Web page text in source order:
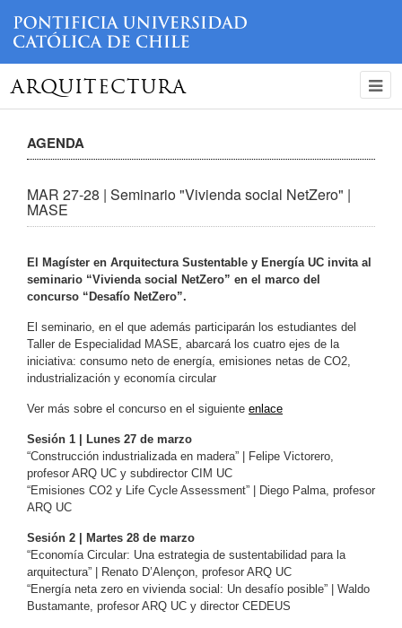
ARQUITECTURA
AGENDA
MAR 27-28 | Seminario "Vivienda social NetZero" |
MASE
El Magíster en Arquitectura Sustentable y Energía UC invita al
seminario “Vivienda social NetZero” en el marco del
concurso “Desafío NetZero”.
El seminario, en el que además participarán los estudiantes del
Taller de Especialidad MASE, abarcará los cuatro ejes de la
iniciativa: consumo neto de energía, emisiones netas de CO2,
industrialización y economía circular
Ver más sobre el concurso en el siguiente enlace
Sesión 1 | Lunes 27 de marzo
“Construcción industrializada en madera” | Felipe Victorero,
profesor ARQ UC y subdirector CIM UC
“Emisiones CO2 y Life Cycle Assessment” | Diego Palma, profesor
ARQ UC
Sesión 2 | Martes 28 de marzo
“Economía Circular: Una estrategia de sustentabilidad para la
arquitectura” | Renato D’Alençon, profesor ARQ UC
“Energía neta zero en vivienda social: Un desafío posible” | Waldo
Bustamante, profesor ARQ UC y director CEDEUS